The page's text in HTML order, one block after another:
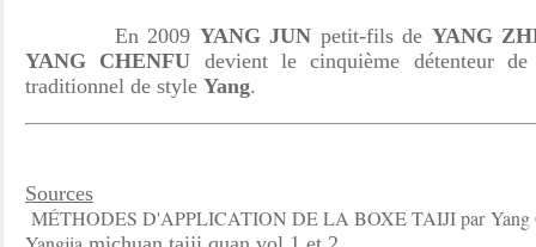
En 2009 YANG JUN petit-fils de YANG
YANG CHENFU devient le cinquième détenteur
traditionnel de style Yang.
Sources
MÉTHODES D'APPLICATION DE LA BOXE TAIJI parYang